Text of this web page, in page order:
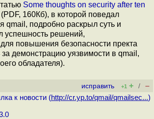
Some thoughts on security after ten
(PDF, 160Кб), в которой поведал
qmail, подробно раскрыл суть и
успешность решений,
повышения безопасности пректа
демонстрацию уязвимости в qmail,
обладателя).
исправить +1 + / –
к новости (http://cr.yp.to/qmail/qmailsec...)